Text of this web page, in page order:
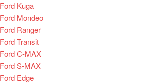
Ford Kuga
Ford Mondeo
Ford Ranger
Ford Transit
Ford C-MAX
Ford S-MAX
Ford Edge